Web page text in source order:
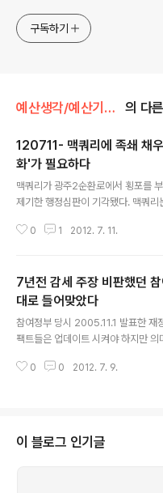
구독하기
예산생각/예산기사 짚어보기 의 다
120711- 맥쿼리에 족쇄 채
화'가 필요하다
맥쿼리가 광주2순환로에서 횡포를
제기한 행정심판이 기각됐다. 맥쿼리
건 어찌보면 손쉬운 일이다. 그만큼
는 경제민주화라야 한다. 경제민주
소기업 공정거래 수준에 그친다면 경
색할 터. 바로 그래서 증세 논쟁이 불
신호다. 증세 논쟁은 앞으로도 여야
(나 개인적으론 '부자증세'가 아니라 '
0 1 2012. 7. 11.
7년전 감세 주장 비판했던
대로 들어맞았다
참여정부 당시 2005.11.1 발표한 재
팩트들은 업데이트 시켜야 하지만 의
다. 이렇게 훌륭한 자료를 만들어놓고
미국의 현위기의 중요한 요인중의 하
니다. 예를들어 일본은 GDP의
는데 이는 우리나라의 30%, 유럽
에 비하면 엄청난 액수입니다. 일본
0 0 2012. 7. 9.
이 블로그 인기글